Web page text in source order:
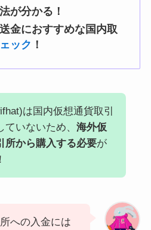
が分かる！
金におすすめな国内取
ック ！
は国内仮想通貨取引
ていないため、 海外仮
所から購入する必要が
への入金には